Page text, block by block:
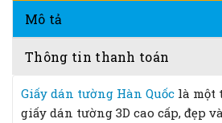
Mô tả
Thông tin thanh toán
Giấy dán tường Hàn Quốc là một
giấy dán tường 3D cao cấp, đẹp